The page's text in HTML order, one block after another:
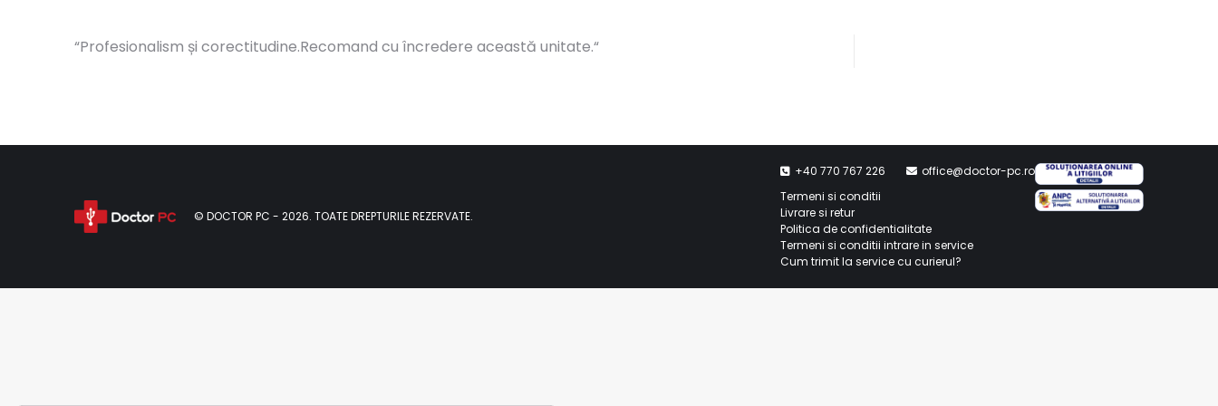
“Profesionalism și corectitudine.Recomand cu încredere această unitate.“
© DOCTOR PC - 2026. TOATE DREPTURILE REZERVATE.
+40 770 767 226
office@doctor-pc.ro
Termeni si conditii
Livrare si retur
Politica de confidentialitate
Termeni si conditii intrare in service
Cum trimit la service cu curierul?